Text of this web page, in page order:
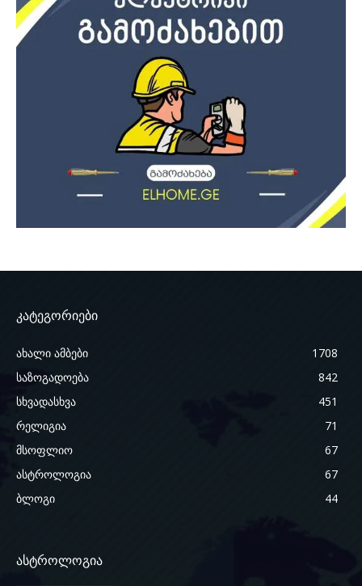
კატეგორიები
ახალი ამბები
1708
საზოგადოება
842
სხვადასხვა
451
რელიგია
71
მსოფლიო
67
ასტროლოგია
67
ბლოგი
44
ასტროლოგია